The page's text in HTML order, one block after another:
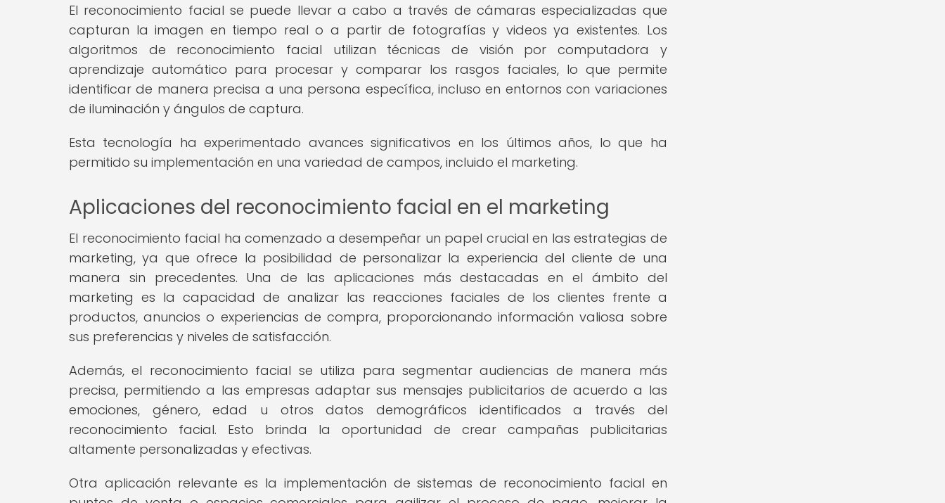
El reconocimiento facial se puede llevar a cabo a través de cámaras especializadas que
capturan la imagen en tiempo real o a partir de fotografías y videos ya existentes. Los
algoritmos de reconocimiento facial utilizan técnicas de visión por computadora y
aprendizaje automático para procesar y comparar los rasgos faciales, lo que permite
identificar de manera precisa a una persona específica, incluso en entornos con variaciones
de iluminación y ángulos de captura.
Esta tecnología ha experimentado avances significativos en los últimos años, lo que ha
permitido su implementación en una variedad de campos, incluido el marketing.
Aplicaciones del reconocimiento facial en el marketing
El reconocimiento facial ha comenzado a desempeñar un papel crucial en las estrategias de
marketing, ya que ofrece la posibilidad de personalizar la experiencia del cliente de una
manera sin precedentes. Una de las aplicaciones más destacadas en el ámbito del
marketing es la capacidad de analizar las reacciones faciales de los clientes frente a
productos, anuncios o experiencias de compra, proporcionando información valiosa sobre
sus preferencias y niveles de satisfacción.
Además, el reconocimiento facial se utiliza para segmentar audiencias de manera más
precisa, permitiendo a las empresas adaptar sus mensajes publicitarios de acuerdo a las
emociones, género, edad u otros datos demográficos identificados a través del
reconocimiento facial. Esto brinda la oportunidad de crear campañas publicitarias
altamente personalizadas y efectivas.
Otra aplicación relevante es la implementación de sistemas de reconocimiento facial en